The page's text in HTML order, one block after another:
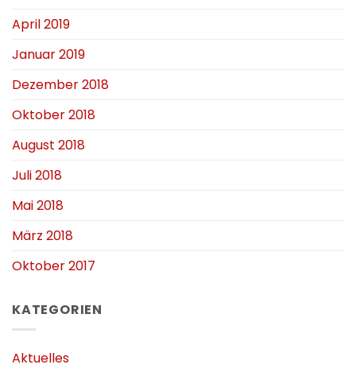
April 2019
Januar 2019
Dezember 2018
Oktober 2018
August 2018
Juli 2018
Mai 2018
März 2018
Oktober 2017
KATEGORIEN
Aktuelles